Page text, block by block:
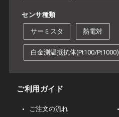
センサ種類
サーミスタ 熱電対
白金測温抵抗体(Pt100/Pt1000)
ご利用ガイド
ご注文の流れ